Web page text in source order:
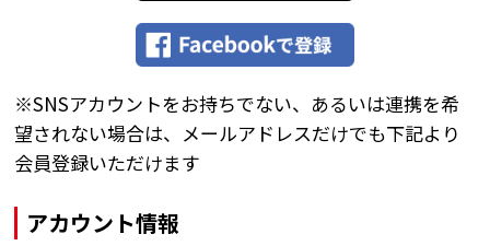
※SNSアカウントをお持ちでない、あるいは連携を希
望されない場合は、メールアドレスだけでも下記より
会員登録いただけます
アカウント情報